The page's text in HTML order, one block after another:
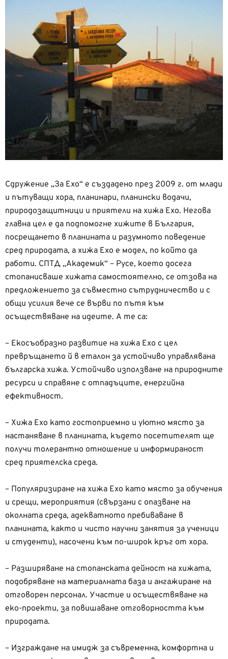
Сдружение „За Ехо“ е създадено през 2009 г. от млади
и пътуващи хора, планинари, планински водачи,
природозащитници и приятели на хижа Ехо. Негова
главна цел е да подпомогне хижите в България,
посрещането в планината и разумното поведение
сред природата, а хижа Ехо е модел, по който да
работи. СПТД „Академик“ – Русе, което досега
стопанисваше хижата самостоятелно, се отзова на
предложението за съвместно сътрудничество и с
общи усилия вече се върви по пътя към
осъществяване на идеите. А те са:
– Екосъобразно развитие на хижа Ехо с цел
превръщането й в еталон за устойчиво управлявана
българска хижа. Устойчиво използване на природните
ресурси и справяне с отпадъците, енергийна
ефективност.
– Хижа Ехо като гостоприемно и уютно място за
настаняване в планината, където посетителят ще
получи толерантно отношение и информираност
сред приятелска среда.
– Популяризиране на хижа Ехо като място за обучения
и срещи, мероприятия (свързани с опазване на
околната среда, адекватното пребиваване в
планината, както и чисто научни занятия за ученици
и студенти), насочени към по-широк кръг от хора.
– Разширяване на стопанската дейност на хижата,
подобряване на материалната база и ангажиране на
отговорен персонал. Участие и осъществяване на
еко-проекти, за повишаване отговорността към
природата.
– Изграждане на имидж за съвременна, комфортна и